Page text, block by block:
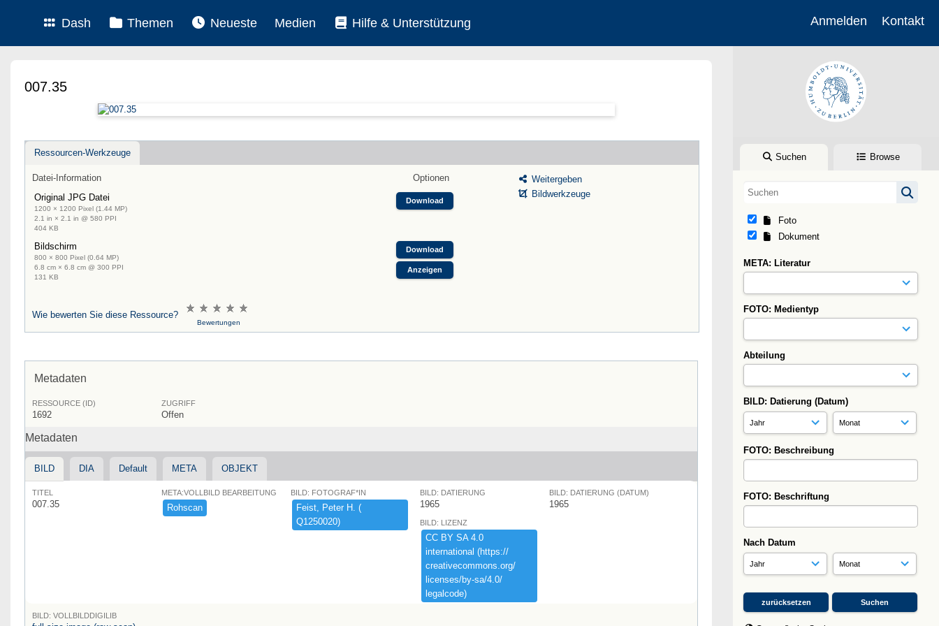
Dash Themen Neueste Medien Hilfe & Unterstützung Anmelden Kontakt
Suchen Browse
Foto
Dokument
META: Literatur
FOTO: Medientyp
Abteilung
BILD: Datierung (Datum)
FOTO: Beschreibung
FOTO: Beschriftung
Nach Datum
007.35
Ressourcen-Werkzeuge
Datei-Information
Optionen
Original JPG Datei
1200 × 1200 Pixel (1.44 MP)
2.1 in × 2.1 in @ 580 PPI
404 KB
Download
Bildschirm
800 × 800 Pixel (0.64 MP)
6.8 cm × 6.8 cm @ 300 PPI
131 KB
Download
Anzeigen
Weitergeben
Bildwerkzeuge
Wie bewerten Sie diese Ressource?
Bewertungen
Metadaten
RESSOURCE (ID)
1692
ZUGRIFF
Offen
Metadaten
BILD DIA Default META OBJEKT
TITEL
007.35
META:VOLLBILD BEARBEITUNG
Rohscan
BILD: FOTOGRAF*IN
Feist,​ ​Peter ​H.​ ​(​
Q1250020)​
BILD: DATIERUNG
1965
BILD: DATIERUNG (DATUM)
1965
BILD: LIZENZ
CC ​BY ​SA ​4.​0 ​
international ​(​https:​/​/​
creativecommons.​org/​
licenses/​by-​sa/​4.​0/​
legalcode)​
BILD: VOLLBILDDIGILIB